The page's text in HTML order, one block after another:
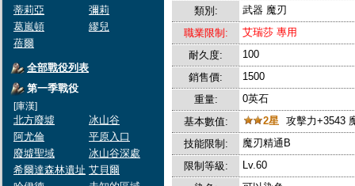
蒂莉亞
彌莉
葛嵐頓
繆兒
蓓爾
全部戰役列表
第一季戰役
[庫漢]
北方廢墟
冰山谷
阿尤倫
平原入口
廢墟聖域
冰山谷深處
希爾達森林遺址 艾貝爾
類別:
武器 魔刃
職業限制:
艾瑞莎 專用
耐久度:
100
銷售價:
1500
重量:
0英石
基本數值:
2星 攻擊力+3543
技能限制:
魔刃精通B
限制等級:
Lv.60